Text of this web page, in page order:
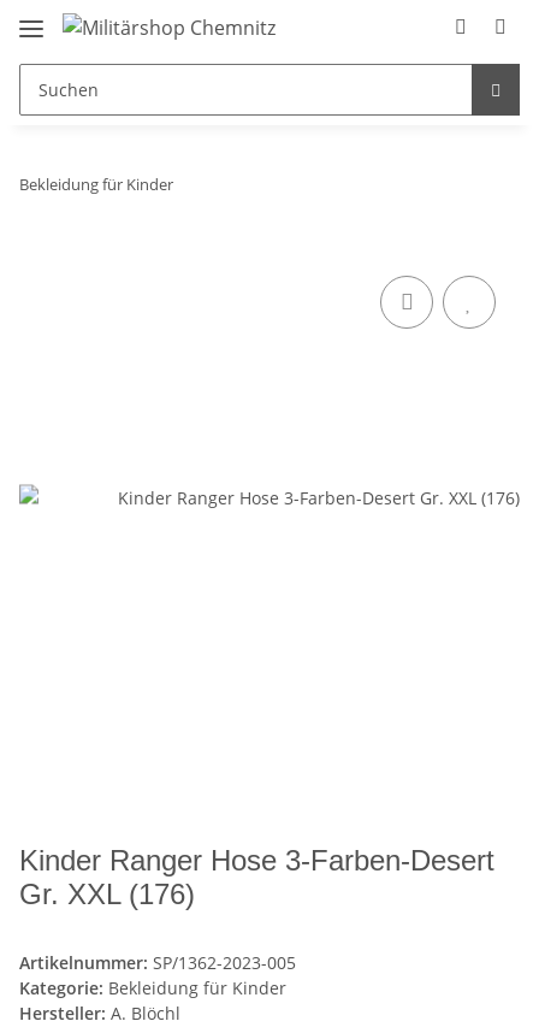
Bekleidung für Kinder
Kinder Ranger Hose 3-Farben-Desert
Gr. XXL (176)
Artikelnummer: SP/1362-2023-005
Kategorie: Bekleidung für Kinder
Hersteller: A. Blöchl